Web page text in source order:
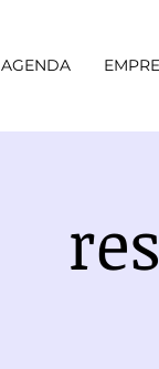
AGENDA